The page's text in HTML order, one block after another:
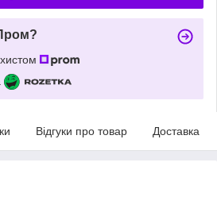
Відгуки про товар Доставка